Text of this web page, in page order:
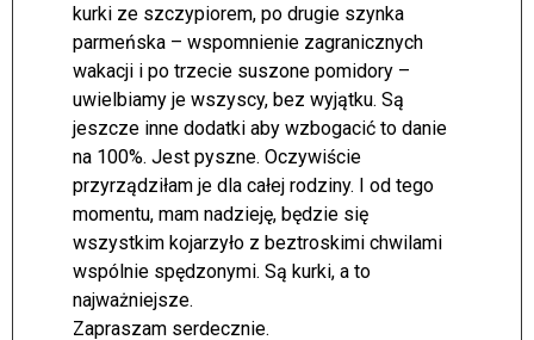
kurki ze szczypiorem, po drugie szynka
parmeńska – wspomnienie zagranicznych
wakacji i po trzecie suszone pomidory –
uwielbiamy je wszyscy, bez wyjątku. Są
jeszcze inne dodatki aby wzbogacić to danie
na 100%. Jest pyszne. Oczywiście
przyrządziłam je dla całej rodziny. I od tego
momentu, mam nadzieję, będzie się
wszystkim kojarzyło z beztroskimi chwilami
wspólnie spędzonymi. Są kurki, a to
najważniejsze.
Zapraszam serdecznie.